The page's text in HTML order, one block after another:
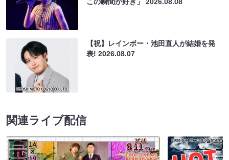
【祝】レインボー・池田直人が結婚を発
表!2026.08.07
関連ライブ配信